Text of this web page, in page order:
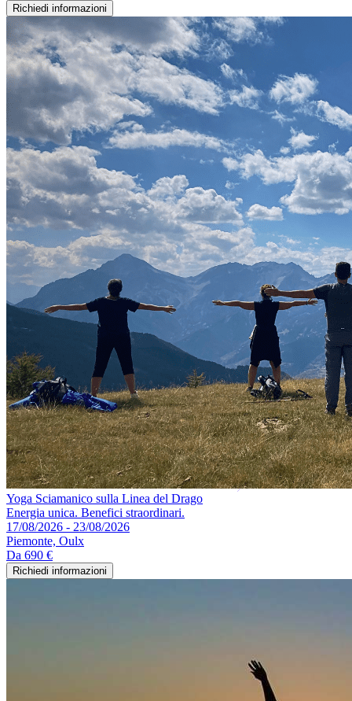
Richiedi informazioni
Yoga Sciamanico sulla Linea del Drago
Energia unica. Benefici straordinari.
17/08/2026 - 23/08/2026
Piemonte, Oulx
Da 690 €
Richiedi informazioni